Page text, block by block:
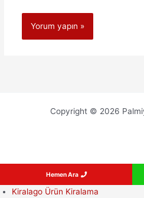
Copyright © 2026
Hemen Ara
Kiralago Ürün Kiralama